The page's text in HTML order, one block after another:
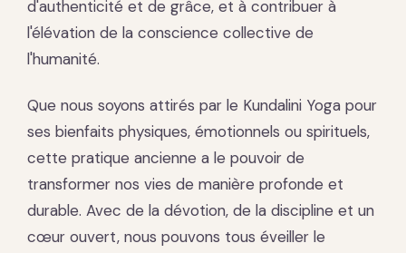
d'authenticité et de grâce, et à contribuer à
l'élévation de la conscience collective de
l'humanité.
Que nous soyons attirés par le Kundalini Yoga pour
ses bienfaits physiques, émotionnels ou spirituels,
cette pratique ancienne a le pouvoir de
transformer nos vies de manière profonde et
durable. Avec de la dévotion, de la discipline et un
cœur ouvert, nous pouvons tous éveiller le